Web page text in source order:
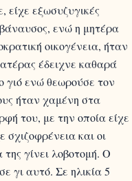
είχε εξωσυζυγικές
ενώ η μητέρα
οικογένεια, ήταν
έδειχνε καθαρά
γιό ενώ θεωρούσε τον
ήταν χαμένη στα
του, με την οποία είχε
και οι
γίνει λοβοτομή. Ο
γι αυτό. Σε ηλικία 5